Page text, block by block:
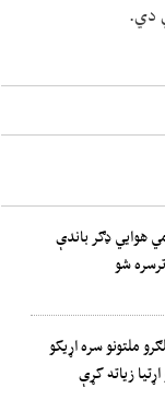
دي.
هوایي ډګر باندې
شو
ملتونو سره اړیکو
زیاته کړې